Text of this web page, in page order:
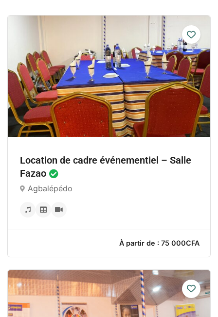
Location de cadre événementiel – Salle
Fazao
Agbalépédo
À partir de : 75